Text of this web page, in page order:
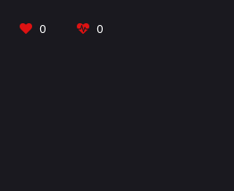
el lugar que se han ganado
MORE
0 0